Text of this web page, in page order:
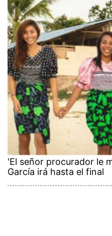
'El señor procurador le
García irá hasta el final